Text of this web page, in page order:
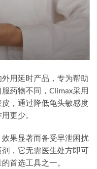
用延时产品，专为帮助
药物不同，Climax采用
，通过降低龟头敏感度
更少。
果显著而备受早泄困扰
，它无需医生处方即可
首选工具之一。